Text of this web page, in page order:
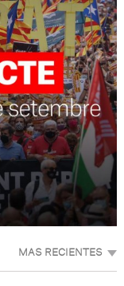
MAS RECIENTES